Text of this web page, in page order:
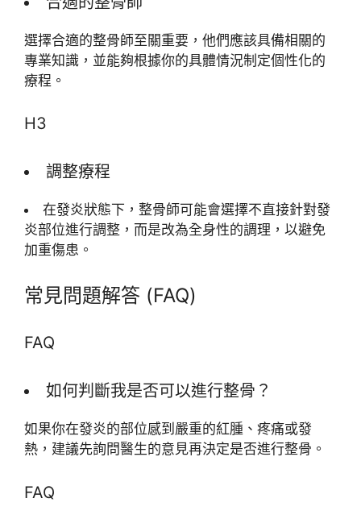
選擇合適的整骨師至關重要，他們應該具備相關的
專業知識，並能夠根據你的具體情況制定個性化的
療程。
H3
調整療程
在發炎狀態下，整骨師可能會選擇不直接針對發
炎部位進行調整，而是改為全身性的調理，以避免
加重傷患。
常見問題解答 (FAQ)
FAQ
如何判斷我是否可以進行整骨？
如果你在發炎的部位感到嚴重的紅腫、疼痛或發
熱，建議先詢問醫生的意見再決定是否進行整骨。
FAQ